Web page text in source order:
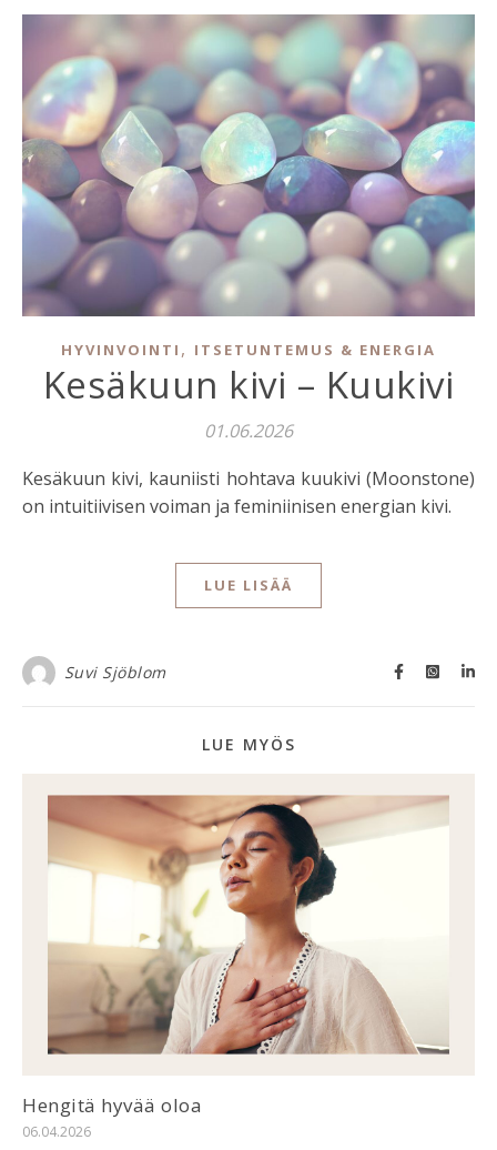
HYVINVOINTI , ITSETUNTEMUS & ENERGIA
Kesäkuun kivi – Kuukivi
01.06.2026
Kesäkuun kivi, kauniisti hohtava kuukivi (Moonstone)
on intuitiivisen voiman ja feminiinisen energian kivi.
LUE LISÄÄ
Suvi Sjöblom
LUE MYÖS
Hengitä hyvää oloa
06.04.2026